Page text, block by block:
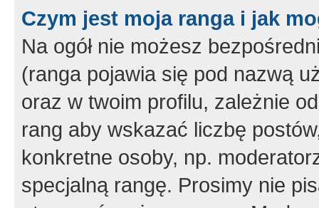
Czym jest moja ranga i jak
Na ogół nie możesz
(ranga pojawia się pod nazwą
oraz w twoim profilu, zależnie
rang aby wskazać liczbę
konkretne osoby, np.
specjalną rangę. Prosimy nie